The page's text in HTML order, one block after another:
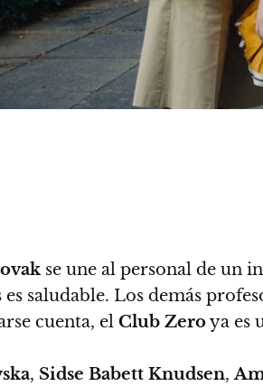
se une al personal de un
saludable. Los demás
cuenta, el Club Zeroya es
, Sidse Babett Knudsen,